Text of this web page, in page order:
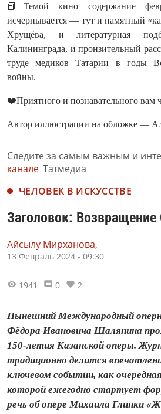
📕Темой кино содержание
исчерпывается — тут и памятный
Хрущёва, и литературная
Калининграда, и пронзительный
труде медиков Татарии в годы
войны.
❤️Приятного и познавательного вам
Автор иллюстрации на обложке —
Следите за самым важным и
канале Татмедиа
ЧЕЛОВЕК В ИСКУССТВЕ
Заголовок: Возвращение
Айсылу Мирханова,
13 Февраль 2024 - 09:30
1941 0 2
Нынешний Международный
Фёдора Ивановича Шаляпина
150-летия Казанской оперы.
традиционно делится
ключевом событии, как
которой ежегодно стартует
речь об опере Михаила Глинки